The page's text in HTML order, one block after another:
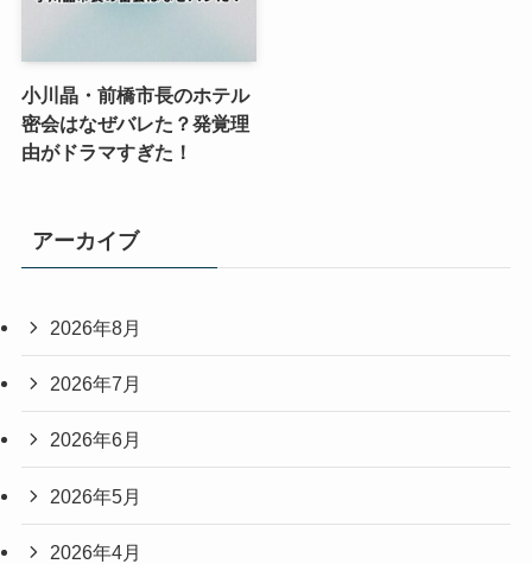
小川晶・前橋市長のホテル
密会はなぜバレた？発覚理
由がドラマすぎた！
アーカイブ
2026年8月
2026年7月
2026年6月
2026年5月
2026年4月